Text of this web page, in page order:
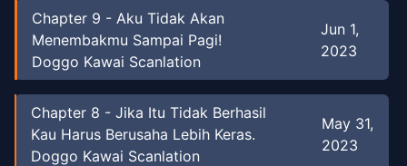
Chapter 9 - Aku Tidak Akan
Menembakmu Sampai Pagi!
Doggo Kawai Scanlation
Jun 1,
2023
Chapter 8 -Jika Itu Tidak Berhasil
Kau Harus Berusaha Lebih Keras.
Doggo Kawai Scanlation
May 31,
2023